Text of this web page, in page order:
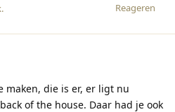
Reageren
.
maken, die is er, er ligt nu
of the house. Daar had je ook